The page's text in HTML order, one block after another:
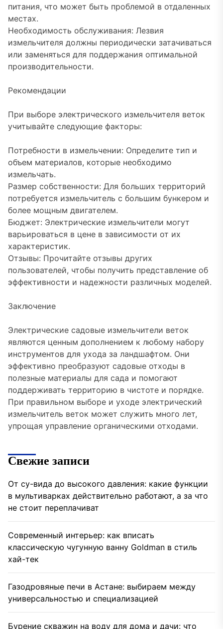
питания, что может быть проблемой в отдаленных
местах.
Необходимость обслуживания: Лезвия
измельчителя должны периодически затачиваться
или заменяться для поддержания оптимальной
производительности.
Рекомендации
При выборе электрического измельчителя веток
учитывайте следующие факторы:
Потребности в измельчении: Определите тип и
объем материалов, которые необходимо
измельчать.
Размер собственности: Для больших территорий
потребуется измельчитель с большим бункером и
более мощным двигателем.
Бюджет: Электрические измельчители могут
варьироваться в цене в зависимости от их
характеристик.
Отзывы: Прочитайте отзывы других
пользователей, чтобы получить представление об
эффективности и надежности различных моделей.
Заключение
Электрические садовые измельчители веток
являются ценным дополнением к любому набору
инструментов для ухода за ландшафтом. Они
эффективно преобразуют садовые отходы в
полезные материалы для сада и помогают
поддерживать территорию в чистоте и порядке.
При правильном выборе и уходе электрический
измельчитель веток может служить много лет,
упрощая управление органическими отходами.
Свежие записи
От су-вида до высокого давления: какие функции
в мультиварках действительно работают, а за что
не стоит переплачиват
Современный интерьер: как вписать
классическую чугунную ванну Goldman в стиль
хай-тек
Газодровяные печи в Астане: выбираем между
универсальностью и специализацией
Бурение скважин на воду для дома и дачи: что